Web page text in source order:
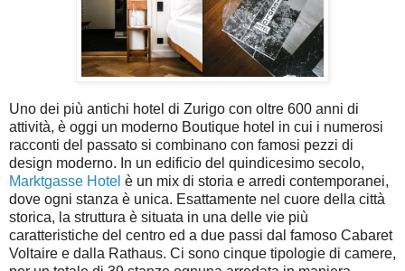
Uno dei più antichi hotel di Zurigo con oltre 600 anni di
attività, è oggi un moderno Boutique hotel in cui i numerosi
racconti del passato si combinano con famosi pezzi di
design moderno. In un edificio del quindicesimo secolo,
Marktgasse Hotel è un mix di storia e arredi contemporanei,
dove ogni stanza è unica. Esattamente nel cuore della città
storica, la struttura è situata in una delle vie più
caratteristiche del centro ed a due passi dal famoso Cabaret
Voltaire e dalla Rathaus. Ci sono cinque tipologie di camere,